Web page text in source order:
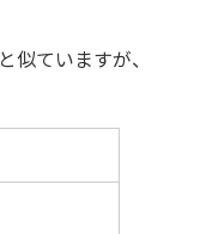
と似ていますが、